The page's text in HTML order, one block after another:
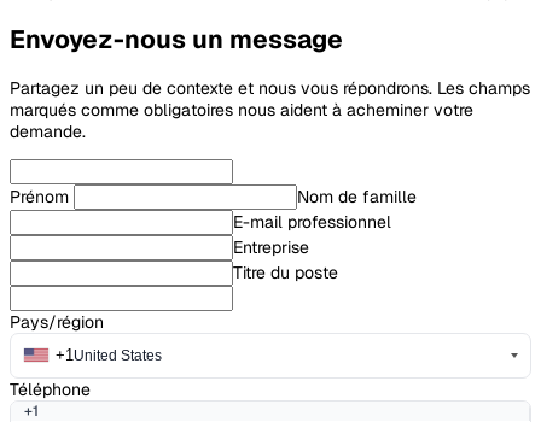
Envoyez-nous un message
Partagez un peu de contexte et nous vous répondrons. Les champs
marqués comme obligatoires nous aident à acheminer votre
demande.
Prénom
Nom de famille
E-mail professionnel
Entreprise
Titre du poste
Pays/région
+1United States
Téléphone
+1